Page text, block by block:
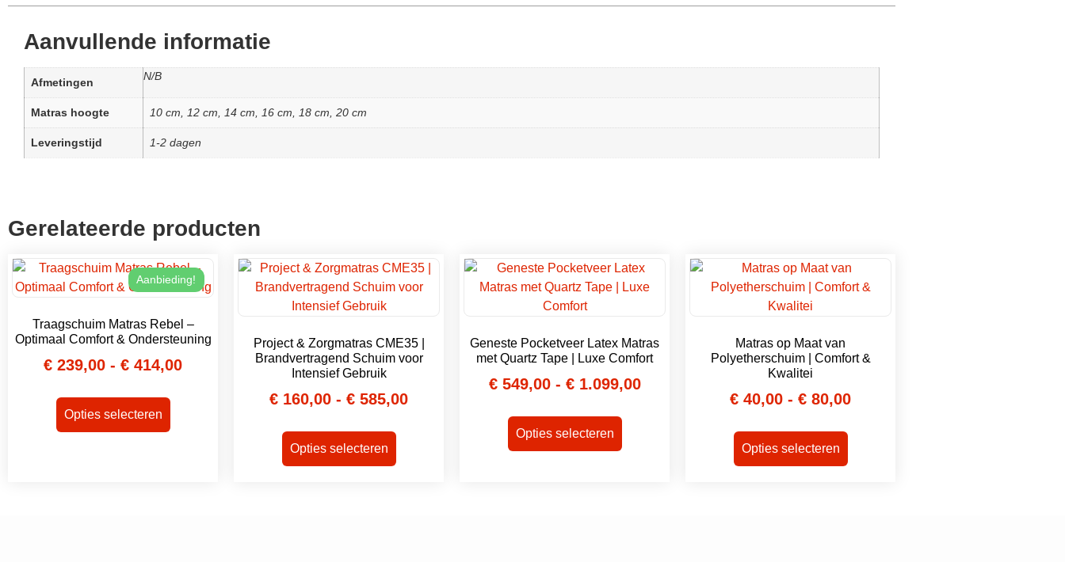
Aanvullende informatie
Afmetingen N/B
Matras hoogte 10 cm, 12 cm, 14 cm, 16 cm, 18 cm, 20 cm
Leveringstijd 1-2 dagen
Gerelateerde producten
Aanbieding!
Traagschuim Matras Rebel –
Optimaal Comfort & Ondersteuning
€ 239,00 - € 414,00
Opties selecteren
Project & Zorgmatras CME35 |
Brandvertragend Schuim voor
Intensief Gebruik
€ 160,00 - € 585,00
Opties selecteren
Geneste Pocketveer Latex Matras
met Quartz Tape | Luxe Comfort
€549,00 - €1.099,00
Opties selecteren
Matras op Maat van
Polyetherschuim | Comfort &
Kwalitei
€ 40,00 - € 80,00
Opties selecteren